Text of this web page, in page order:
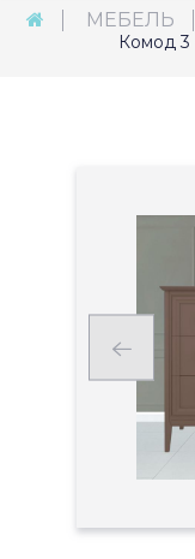
МЕБЕЛЬ
Комод 3